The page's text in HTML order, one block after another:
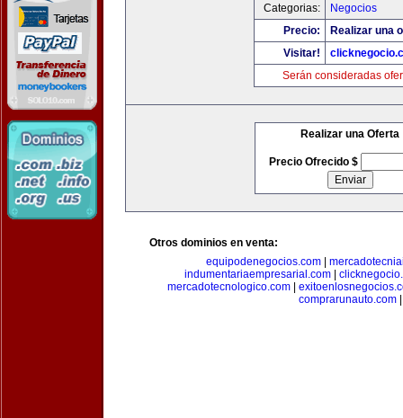
Categorias:
Negocios
Precio:
Realizar una
Visitar!
Serán consideradas
Realizar una Oferta
Precio Ofrecido $
Otros dominios en venta:
equipodenegocios.com|
indumentariaempresarial.com
mercadotecnologico.com
comprarunauto.com|